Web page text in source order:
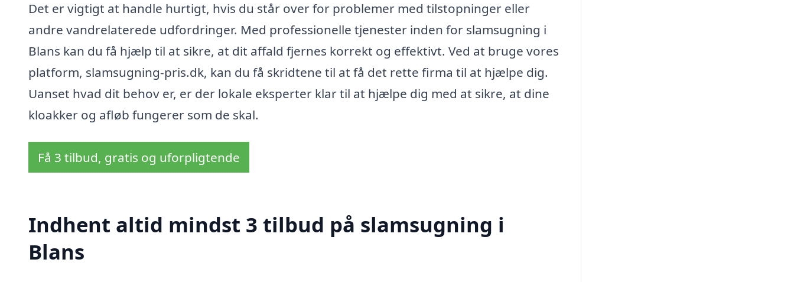
Det er vigtigt at handle hurtigt, hvis du står over for problemer med tilstopninger eller
andre vandrelaterede udfordringer. Med professionelle tjenester inden for slamsugning i
Blans kan du få hjælp til at sikre, at dit affald fjernes korrekt og effektivt. Ved at bruge vores
platform, slamsugning-pris.dk, kan du få skridtene til at få det rette firma til at hjælpe dig.
Uanset hvad dit behov er, er der lokale eksperter klar til at hjælpe dig med at sikre, at dine
kloakker og afløb fungerer som de skal.
Få 3 tilbud, gratis og uforpligtende
Indhent altid mindst 3 tilbud på slamsugning i
Blans